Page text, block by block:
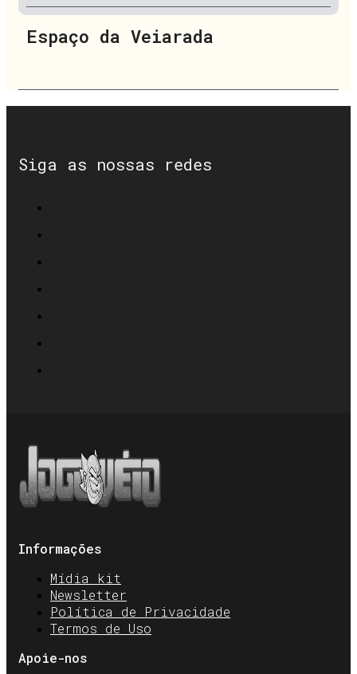
Espaço da Veiarada
Siga as nossas redes
Informações
Mídia kit
Newsletter
Política de Privacidade
Termos de Uso
Apoie-nos